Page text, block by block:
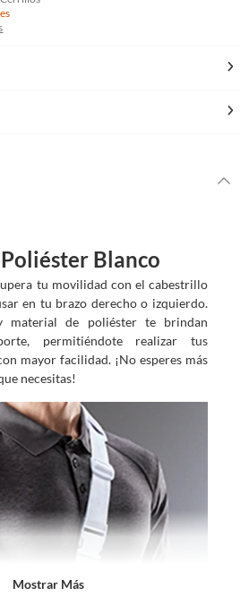
Blanco
tu movilidad con el cabestrillo
en tu brazo derecho o izquierdo.
material de poliéster te brindan
permitiéndote realizar tus
mayor facilidad. ¡No esperes más
necesitas!
Mostrar Más